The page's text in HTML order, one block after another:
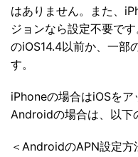
はありません。また、
ジョンなら設定不要で
のiOS14.4以前か、一部
す。
iPhoneの場合はiOSをア
Androidの場合は、以下
＜AndroidのAPN設定方